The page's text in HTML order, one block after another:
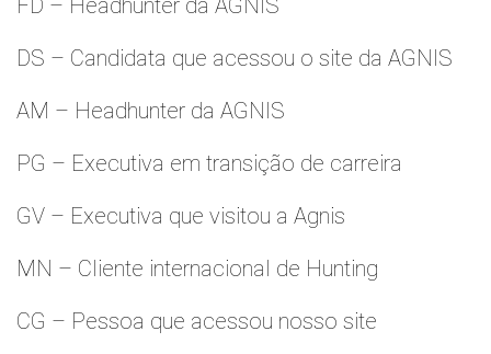
FD – Headhunter da AGNIS
DS – Candidata que acessou o site da AGNIS
AM – Headhunter da AGNIS
PG – Executiva em transição de carreira
GV – Executiva que visitou a Agnis
MN – Cliente internacional de Hunting
CG – Pessoa que acessou nosso site